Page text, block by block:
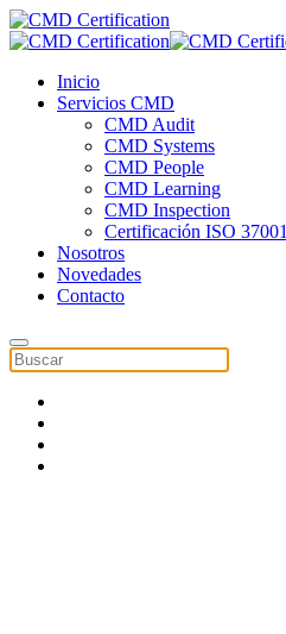
Inicio
Servicios CMD
CMD Audit
CMD Systems
CMD People
CMD Learning
CMD Inspection
Certificación ISO 37001
Nosotros
Novedades
Contacto